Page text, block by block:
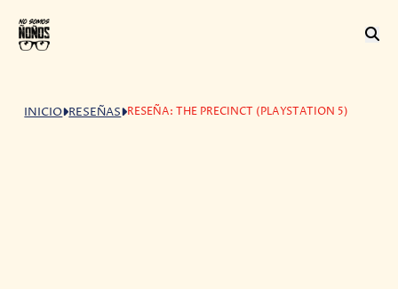
INICIO RESEÑAS RESEÑA: THE PRECINCT (PLAYSTATION 5)